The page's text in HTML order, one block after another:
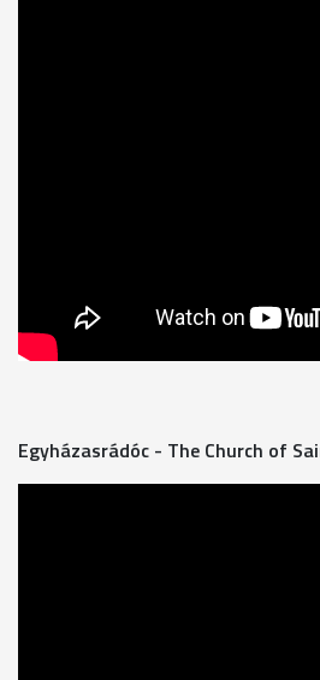
Egyházasrádóc - The Church of